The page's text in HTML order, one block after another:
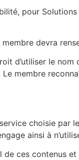
pour
devra
d’utiliser le
membre
choisie par
ainsi à
ces contenus